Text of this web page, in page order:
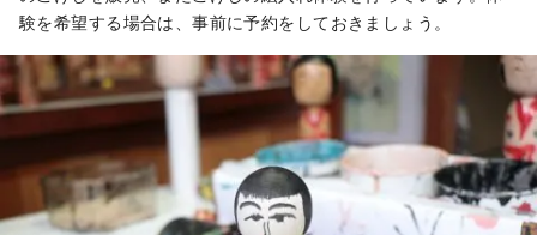
験を希望する場合は、事前に予約をしておきましょう。